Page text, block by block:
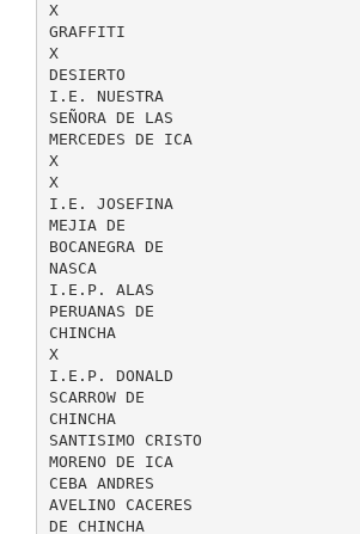
X
GRAFFITI
X
DESIERTO
I.E. NUESTRA
SEÑORA DE LAS
MERCEDES DE ICA
X
X
I.E. JOSEFINA
MEJIA DE
BOCANEGRA DE
NASCA
I.E.P. ALAS
PERUANAS DE
CHINCHA
X
I.E.P. DONALD
SCARROW DE
CHINCHA
SANTISIMO CRISTO
MORENO DE ICA
CEBA ANDRES
AVELINO CACERES
DE CHINCHA